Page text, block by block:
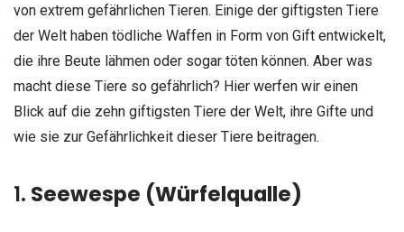
von extrem gefährlichen Tieren. Einige der giftigsten Tiere
der Welt haben tödliche Waffen in Form von Gift entwickelt,
die ihre Beute lähmen oder sogar töten können. Aber was
macht diese Tiere so gefährlich? Hier werfen wir einen
Blick auf die zehn giftigsten Tiere der Welt, ihre Gifte und
wie sie zur Gefährlichkeit dieser Tiere beitragen.
1. Seewespe (Würfelqualle)